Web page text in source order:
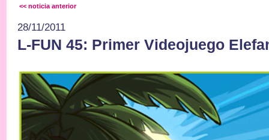
<< noticia anterior
28/11/2011
L-FUN 45: Primer Videojuego